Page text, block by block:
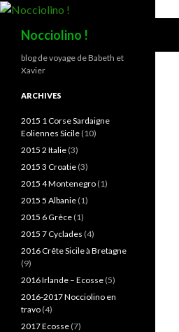
Nocciolino !
blog de voyage de Babeth et
Xavier
ARCHIVES
2015 1 Corse Sardaigne
Eoliennes Sicile (10)
2015 2 Italie (3)
2015 3 Croatie (3)
2015 4 Montenegro (1)
2015 5 Albanie (1)
2015 6 Grèce (1)
2015 7 Cyclades (4)
2016 Crête Sicile à Bretagne
(9)
2016 Irlande – Ecosse (5)
2016-2017 Nocciolino en
travo (4)
2017 Ecosse (7)